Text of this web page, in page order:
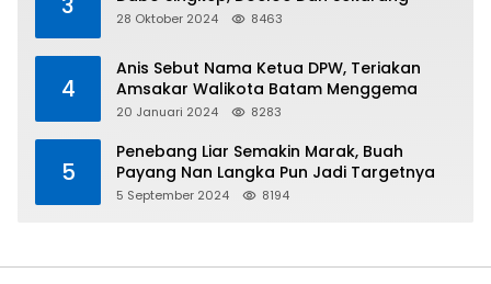
28 Oktober 2024 8463
4
Anis Sebut Nama Ketua DPW, Teriakan
Amsakar Walikota Batam Menggema
20 Januari 2024 8283
5
Penebang Liar Semakin Marak, Buah
Payang Nan Langka Pun Jadi Targetnya
5 September 2024 8194